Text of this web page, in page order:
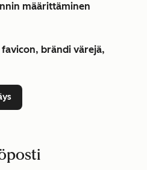
määrittäminen
brändi värejä,